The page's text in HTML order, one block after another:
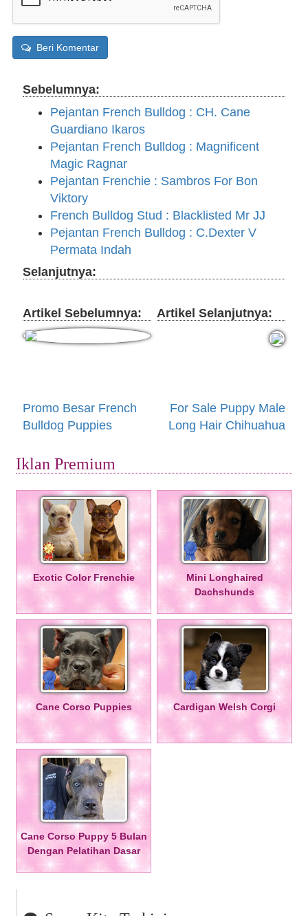
Beri Komentar
Sebelumnya:
Pejantan French Bulldog : CH. Cane
Guardiano Ikaros
Pejantan French Bulldog : Magnificent
Magic Ragnar
Pejantan Frenchie : Sambros For Bon
Viktory
French Bulldog Stud : Blacklisted Mr JJ
Pejantan French Bulldog : C.Dexter V
Permata Indah
Selanjutnya:
Artikel Sebelumnya:
Promo Besar French
Bulldog Puppies
Artikel Selanjutnya:
For Sale Puppy Male
Long Hair Chihuahua
Iklan Premium
Exotic Color Frenchie
Mini Longhaired
Dachshunds
Cane Corso Puppies Cardigan Welsh Corgi
Cane Corso Puppy 5 Bulan
Dengan Pelatihan Dasar